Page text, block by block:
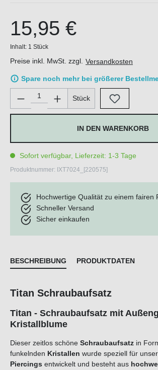
15,95 €
Inhalt: 1 Stück
Preise inkl. MwSt. zzgl. Versandkosten
Spare noch mehr bei größerer
Produkt Anzahl: Gib den gewünschten
Stück
IN DEN WARENKORB
Sofort verfügbar, Lieferzeit: 1-3 Tage
Produktnummer: IXT7024_[220575]
Hochwertige Qualität zu einem fairen
Schneller Versand
Sicher einkaufen
BESCHREIBUNG PRODUKTDATEN
Titan Schraubaufsatz
Titan - Schraubaufsatz mit
Kristallblume
Dieser zeitlos schöne Schraubaufsatz in
funkelnden Kristallen wurde speziell für
Piercings entwickelt und besteht aus